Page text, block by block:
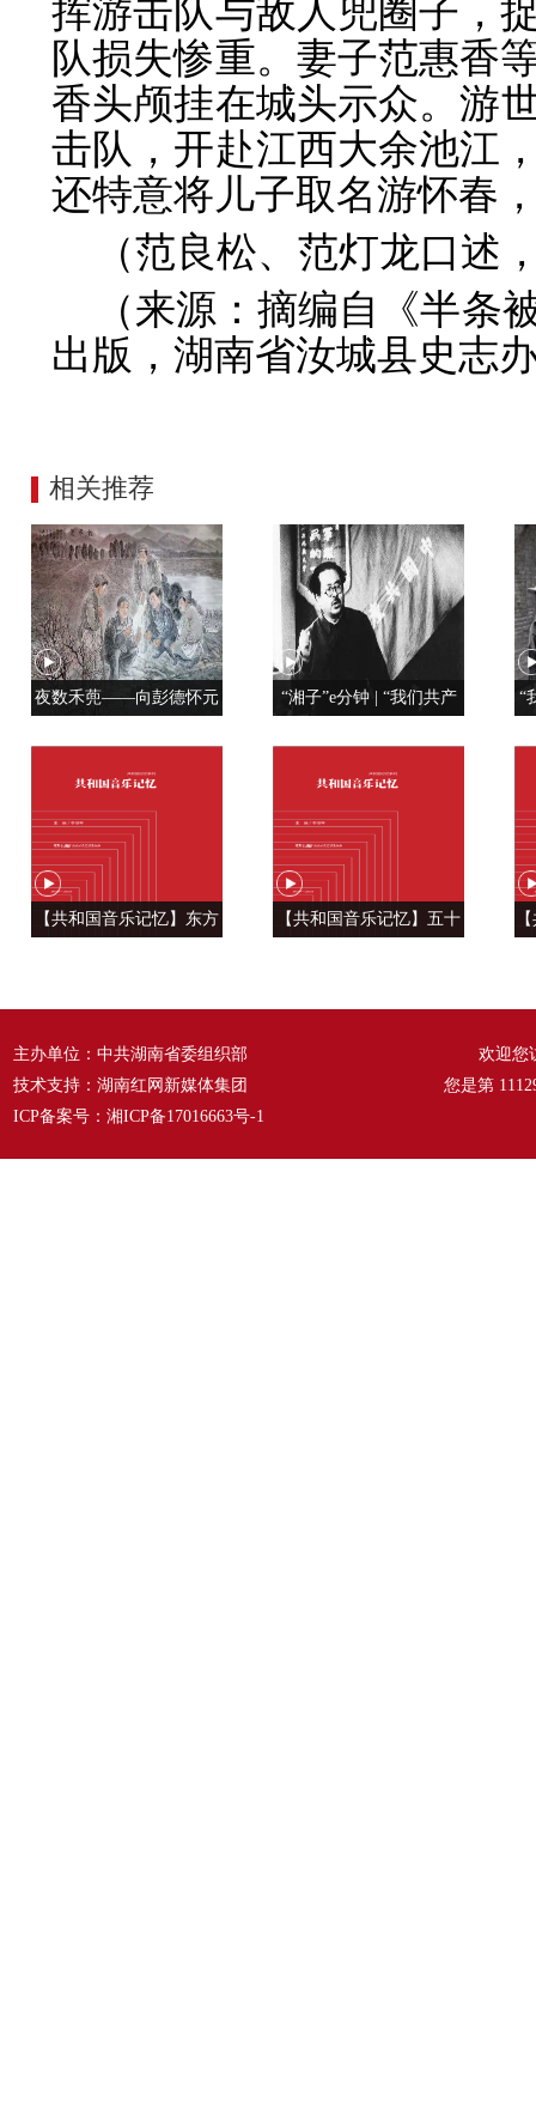
挥游击队与敌人兜圈子，
队损失惨重。妻子范惠香
香头颅挂在城头示众。游
击队，开赴江西大余池江
还特意将儿子取名游怀春
（范良松、范灯龙口述
（来源：摘编自《半条
出版，湖南省汝城县史志
相关推荐
夜数禾蔸——向彭德怀元
“湘子”e分钟 | “我们共产
“
【共和国音乐记忆】东方
【共和国音乐记忆】五十
主办单位：中共湖南省委组织部
技术支持：湖南红网新媒体集团
ICP备案号： 湘ICP备17016663号-1
欢迎您
您是第